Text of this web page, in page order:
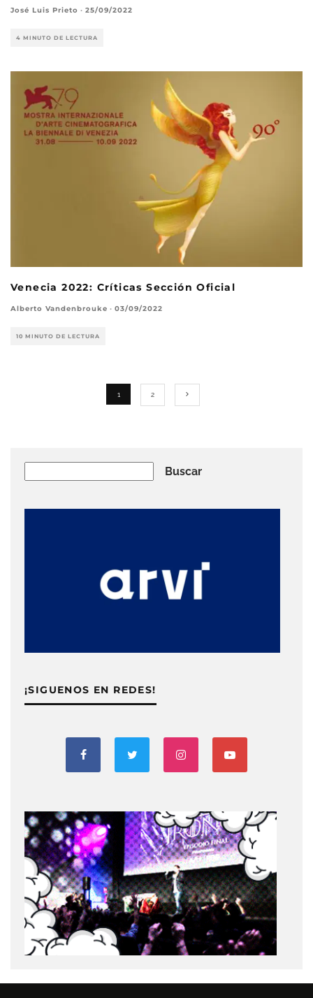
José Luis Prieto · 25/09/2022
4 MINUTO DE LECTURA
Venecia 2022: Críticas Sección Oficial
Alberto Vandenbrouke · 03/09/2022
10 MINUTO DE LECTURA
1 2
Buscar
¡SIGUENOS EN REDES!